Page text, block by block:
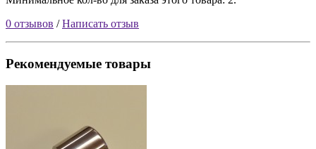
0 отзывов /Написать отзыв
Рекомендуемые товары